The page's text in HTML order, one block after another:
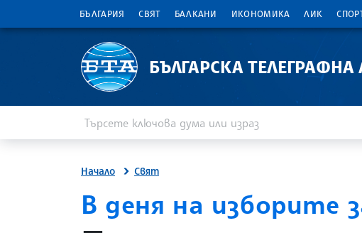
БЪЛГАРИЯ СВЯТ БАЛКАНИ ИКОНОМИКА ЛИК
БЪЛГАРСКА ТЕЛЕГРАФНА
Начало Свят
В деня на изборите